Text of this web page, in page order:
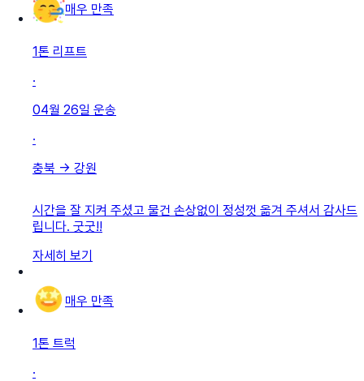
매우 만족
1톤 리프트
·
04월 26일 운송
·
충북 → 강원
시간을 잘 지켜 주셨고 물건 손상없이 정성껏 옮겨 주셔서 감사드
립니다. 굿굿!!
자세히 보기
매우 만족
1톤 트럭
·